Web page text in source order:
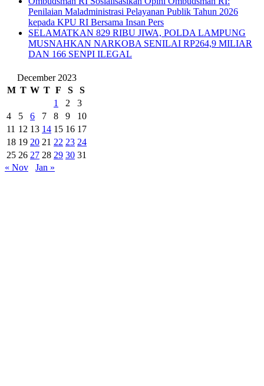
Penilaian Maladministrasi Pelayanan Publik Tahun 2026
kepada KPU RI Bersama Insan Pers
SELAMATKAN 829 RIBU JIWA, POLDA LAMPUNG
MUSNAHKAN NARKOBA SENILAI RP264,9 MILIAR
DAN 166 SENPI ILEGAL
December 2023
M T W T F S
S
1
2
3
4
5 6 7 8 9
10
11 12 13 14 15 16 17
18 19 20 21 22 23 24
25 26 27 28 29 30 31
« Nov
Jan »